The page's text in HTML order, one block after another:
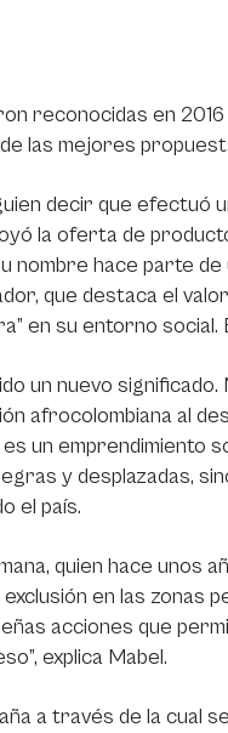
reconocidas en
las mejores
decir que efectuó
la oferta de
nombre hace parte
que destaca el
en su entorno
un nuevo
afrocolombiana al
un emprendimiento
y desplazadas,
el país.
quien hace unos
en las zonas
acciones que
explica Mabel.
a través de la cual